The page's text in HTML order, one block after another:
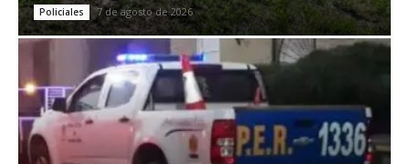
Policiales 7 de agosto de 2026